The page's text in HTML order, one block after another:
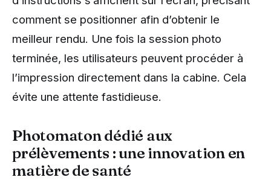
comment se positionner afin d’obtenir le
meilleur rendu. Une fois la session photo
terminée, les utilisateurs peuvent procéder à
l’impression directement dans la cabine. Cela
évite une attente fastidieuse.
Photomaton dédié aux
prélèvements : une innovation en
matière de santé